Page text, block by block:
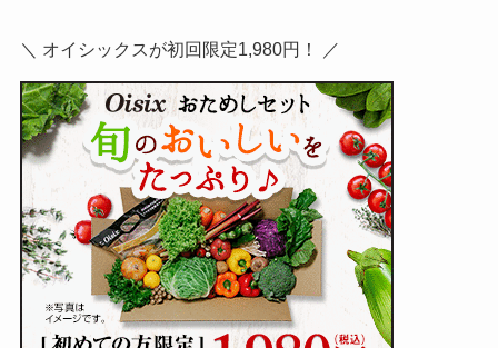
＼ オイシックスが初回限定1,980円！ ／